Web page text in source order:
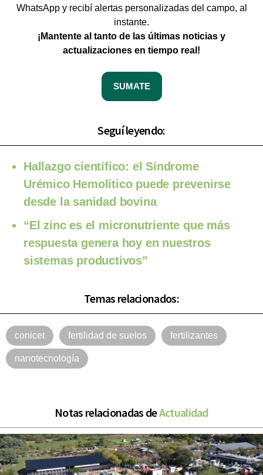
WhatsApp y recibí alertas personalizadas del campo, al
instante.
¡Mantente al tanto de las últimas noticias y
actualizaciones en tiempo real!
SUMATE
Seguí leyendo:
Hallazgo científico: el Síndrome
Urémico Hemolítico puede prevenirse
desde la sanidad bovina
“El zinc es el micronutriente que más
respuesta genera hoy en nuestros
sistemas productivos”
Temas relacionados:
conicet fertilidad de suelos fertilizantes
nanotecnología
Notas relacionadas deActualidad